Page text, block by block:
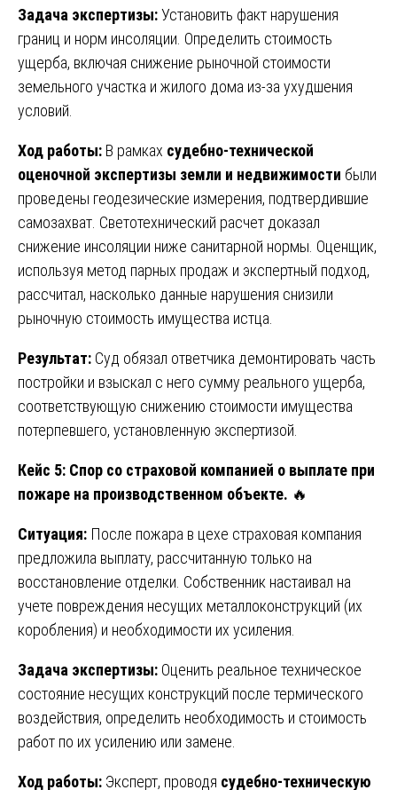
Задача экспертизы:Установить факт нарушения
границ и норм инсоляции. Определить стоимость
ущерба, включая снижение рыночной стоимости
земельного участка и жилого дома из-за ухудшения
условий.
Ход работы: В рамках судебно-технической
оценочной экспертизы земли и недвижимости были
проведены геодезические измерения, подтвердившие
самозахват. Светотехнический расчет доказал
снижение инсоляции ниже санитарной нормы. Оценщик,
используя метод парных продаж и экспертный подход,
рассчитал, насколько данные нарушения снизили
рыночную стоимость имущества истца.
Результат: Суд обязал ответчика демонтировать часть
постройки и взыскал с него сумму реального ущерба,
соответствующую снижению стоимости имущества
потерпевшего, установленную экспертизой.
Кейс 5: Спор со страховой компанией о выплате при
пожаре на производственном объекте. 🔥
Ситуация: После пожара в цехе страховая компания
предложила выплату, рассчитанную только на
восстановление отделки. Собственник настаивал на
учете повреждения несущих металлоконструкций (их
коробления) и необходимости их усиления.
Задача экспертизы: Оценить реальное техническое
состояние несущих конструкций после термического
воздействия, определить необходимость и стоимость
работ по их усилению или замене.
Ход работы: Эксперт, проводя судебно-техническую